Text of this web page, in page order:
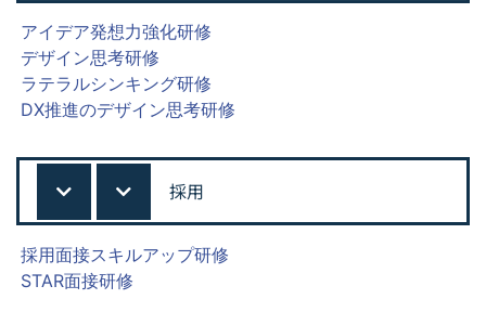
アイデア発想力強化研修
デザイン思考研修
ラテラルシンキング研修
DX推進のデザイン思考研修
採用
採用面接スキルアップ研修
STAR面接研修